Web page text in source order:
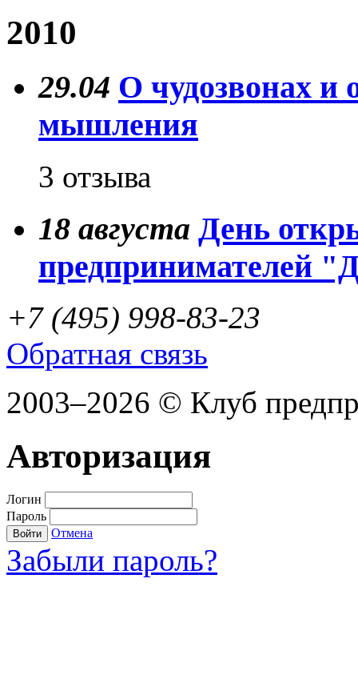
2010
29.04 О чудозвонах и
мышления
3 отзыва
18 августа День
предпринимателей
+7 (495) 998-83-23
Обратная связь
2003–2026 © Клуб
Авторизация
Логин
Пароль
Войти Отмена
Забыли пароль?